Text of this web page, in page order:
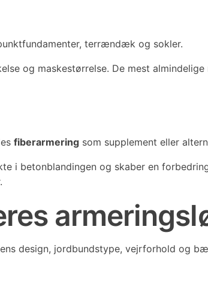
terrændæk og sokler.
og maskestørrelse. De mest
fiberarmering som supplement eller
i betonblandingen og skaber en
design, jordbundstype, vejrforhold og